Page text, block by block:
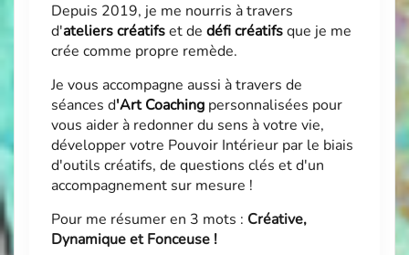
Depuis 2019, je me nourris à travers
d'ateliers créatifset de défi créatifsque je me
crée comme propre remède.
Je vous accompagne aussi à travers de
séances d'Art Coaching personnalisées pour
vous aider à redonner du sens à votre vie,
développer votre Pouvoir Intérieur par le biais
d'outils créatifs, de questions clés et d'un
accompagnement sur mesure !
Pour me résumer en 3 mots : Créative,
Dynamique et Fonceuse !